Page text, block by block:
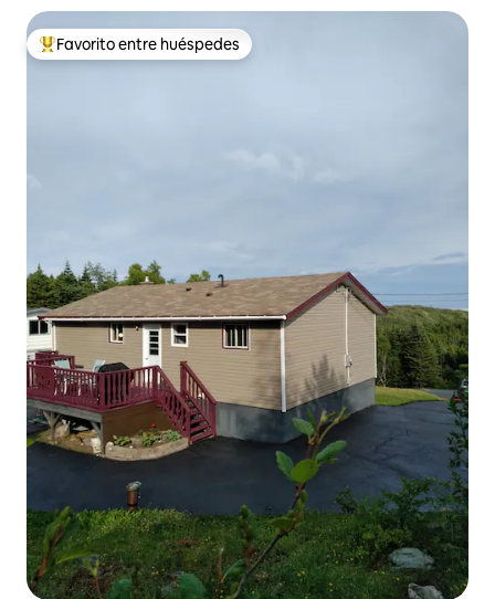
De los mejores en Favorito entre huéspedes
Favorito entre huéspedes